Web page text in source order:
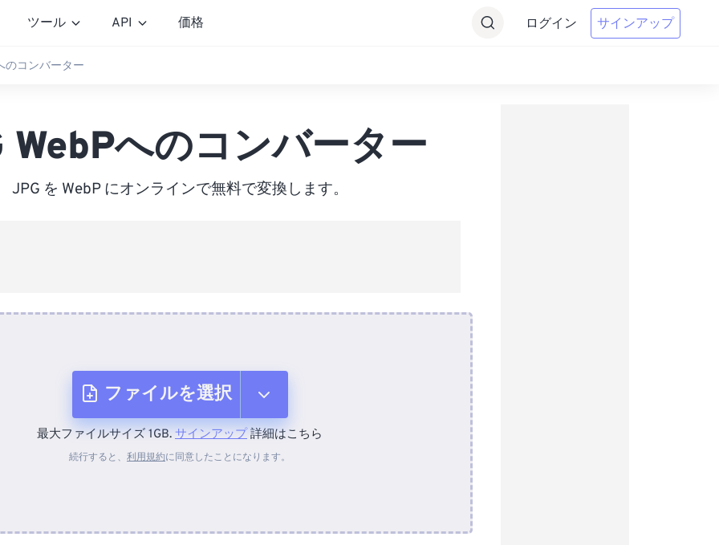
ツール API 価格 ログイン サインアップ
のコンバーター
WebPへのコンバーター
JPG を WebP にオンラインで無料で変換します。
ファイルを選択
デバイスから
最大ファイルサイズ 1GB. サインアップ詳細はこちら
続行すると、 利用規約に同意したことになります。